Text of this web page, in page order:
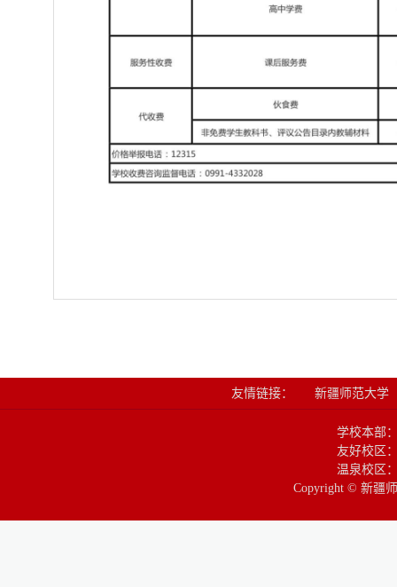
友情链接： 新疆师范大学
学校本
友好校区
温泉校区
Copyright © 新疆